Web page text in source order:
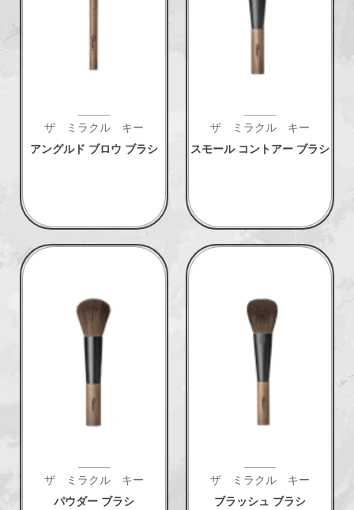
ザ ミラクル キー
アングルド ブロウ ブラシ
ザ ミラクル キー
スモール コントアー ブラシ
ザ ミラクル キー
パウダー ブラシ
ザ ミラクル キー
ブラッシュ ブラシ